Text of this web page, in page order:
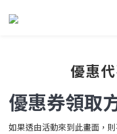
優惠
優惠券領取
如果透由活動來到此畫面，